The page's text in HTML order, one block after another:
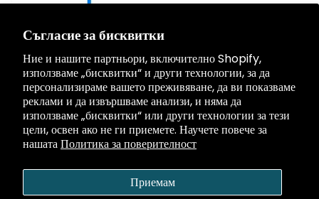
Съгласие за бисквитки
Ние и нашите партньори, включително Shopify,
използваме „бисквитки“ и други технологии, за да
персонализираме вашето преживяване, да ви показваме
реклами и да извършваме анализи, и няма да
използваме „бисквитки“ или други технологии за тези
цели, освен ако не ги приемете. Научете повече за
нашатаПолитика за поверителност
Приемам
Информация и политика
Услуга
Плащане